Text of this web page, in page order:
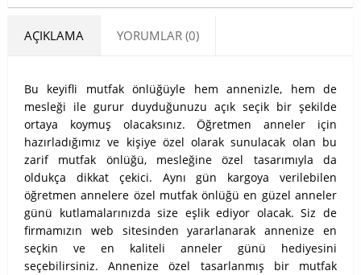
AÇIKLAMA YORUMLAR (0)
Bu keyifli mutfak önlüğüyle hem annenizle, hem de
mesleği ile gurur duyduğunuzu açık seçik bir şekilde
ortaya koymuş olacaksınız. Öğretmen anneler için
hazırladığımız ve kişiye özel olarak sunulacak olan bu
zarif mutfak önlüğü, mesleğine özel tasarımıyla da
oldukça dikkat çekici. Aynı gün kargoya verilebilen
öğretmen annelere özel mutfak önlüğü en güzel anneler
günü kutlamalarınızda size eşlik ediyor olacak. Siz de
firmamızın web sitesinden yararlanarak annenize en
seçkin ve en kaliteli anneler günü hediyesini
seçebilirsiniz. Annenize özel tasarlanmış bir mutfak